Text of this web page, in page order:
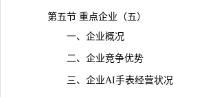
第五节 重点企业（五）
一、企业概况
二、企业竞争优势
三、企业AI手表经营状况